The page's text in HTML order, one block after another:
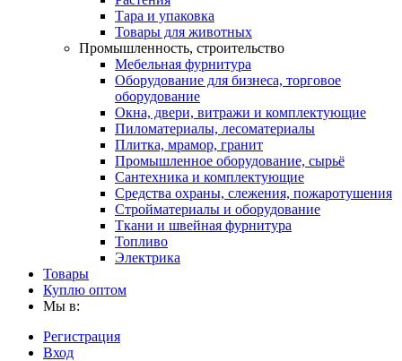
Тара и упаковка
Товары для животных
Промышленность, строительство
Мебельная фурнитура
Оборудование для бизнеса, торговое
оборудование
Окна, двери, витражи и комплектующие
Пиломатериалы, лесоматериалы
Плитка, мрамор, гранит
Промышленное оборудование, сырьё
Сантехника и комплектующие
Средства охраны, слежения, пожаротушения
Стройматериалы и оборудование
Ткани и швейная фурнитура
Топливо
Электрика
Товары
Куплю оптом
Мы в:
Регистрация
Вход